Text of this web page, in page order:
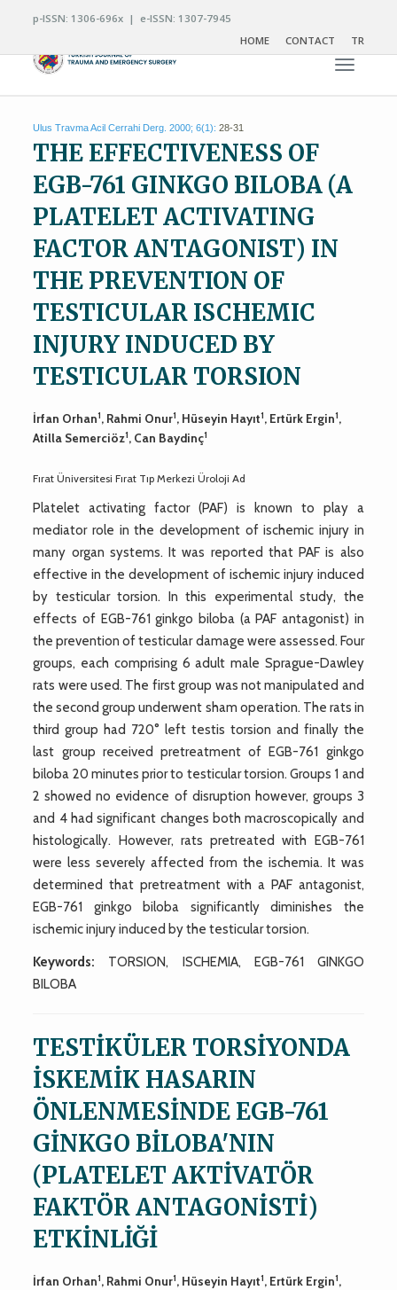
p-ISSN: 1306-696x | e-ISSN: 1307-7945
HOME
CONTACT TR
Toggle
Ulus Travma Acil Cerrahi Derg. 2000; 6(1): 28-31
THE EFFECTIVENESS OF
EGB-761 GINKGO BILOBA (A
PLATELET ACTIVATING
FACTOR ANTAGONIST) IN
THE PREVENTION OF
TESTICULAR ISCHEMIC
INJURY INDUCED BY
TESTICULAR TORSION
İrfan Orhan1, Rahmi Onur1, Hüseyin Hayıt1, Ertürk Ergin1,
Atilla Semerciöz1, Can Baydinç1
Fırat Üniversitesi Fırat Tıp Merkezi Üroloji Ad
Platelet activating factor (PAF) is known to play a
mediator role in the development of ischemic injury in
many organ systems. It was reported that PAF is also
effective in the development of ischemic injury induced
by testicular torsion. In this experimental study, the
effects of EGB-761 ginkgo biloba (a PAF antagonist) in
the prevention of testicular damage were assessed. Four
groups, each comprising 6 adult male Sprague-Dawley
rats were used. The first group was not manipulated and
the second group underwent sham operation. The rats in
third group had 720° left testis torsion and finally the
last group received pretreatment of EGB-761 ginkgo
biloba 20 minutes prior to testicular torsion. Groups 1 and
2 showed no evidence of disruption however, groups 3
and 4 had significant changes both macroscopically and
histologically. However, rats pretreated with EGB-761
were less severely affected from the ischemia. It was
determined that pretreatment with a PAF antagonist,
EGB-761 ginkgo biloba significantly diminishes the
ischemic injury induced by the testicular torsion.
Keywords: TORSION, ISCHEMIA, EGB-761 GINKGO
BILOBA
TESTİKÜLER TORSİYONDA
İSKEMİK HASARIN
ÖNLENMESİNDE EGB-761
GİNKGO BİLOBA'NIN
(PLATELET AKTİVATÖR
FAKTÖR ANTAGONİSTİ)
ETKİNLİĞİ
İrfan Orhan1, Rahmi Onur1, Hüseyin Hayıt1, Ertürk Ergin1,